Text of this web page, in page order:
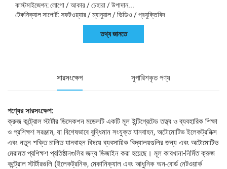
কাস্টমাইজেশন: লোগো / আকার / চেহারা / উপাদান...
টেকনিক্যাল সাপোর্ট: সফটওয়্যার / ম্যানুয়াল / ভিডিও / প্রযুক্তিবিদ
তথ্য জানতে
সারসংক্ষেপ সুপারিশকৃত পণ্য
পণ্যের সারসংক্ষেপ:
ক্রুজ কন্ট্রোল স্টার্টার ডিসেকশন মডেলটি একটি মূল ইন্টিগ্রেটেড তত্ত্ব ও ব্যবহারিক শিক্ষা
ও প্রশিক্ষণ সরঞ্জাম, যা বিশেষভাবে বুদ্ধিমান সংযুক্ত যানবাহন, অটোমোটিভ ইলেকট্রনিক্স
এবং নতুন শক্তি চালিত যানবাহন বিষয়ে ব্যবসায়িক বিদ্যালয়গুলির জন্য এবং অটোমোটিভ
মেরামত প্রশিক্ষণ প্রতিষ্ঠানগুলির জন্য ডিজাইন করা হয়েছে। মূল কারখানা-নির্মিত ক্রুজ
কন্ট্রোল স্টার্টারগুলি (ইলেকট্রনিক, মেকানিক্যাল এবং আধুনিক অন-বোর্ড নেটওয়ার্ক